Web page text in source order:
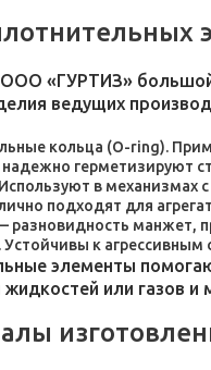
ООО «ГУРТИЗ»
ведущих
кольца (O-ring).
герметизируют
в механизмах
подходят для
разновидность манжет,
Устойчивы к агрессивным
элементы
или газов